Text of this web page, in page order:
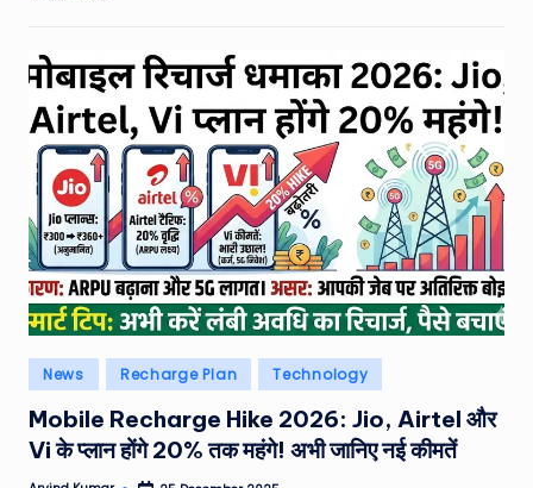
Posted
in
News Recharge Plan Technology
Mobile Recharge Hike 2026: Jio, Airtel और
Vi के प्लान होंगे 20% तक महंगे! अभी जानिए नई कीमतें